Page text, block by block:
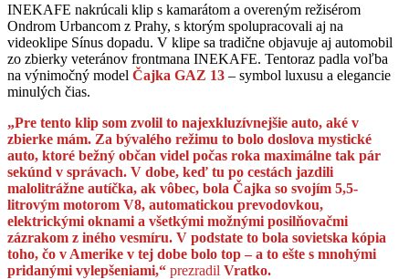
INEKAFE nakrúcali klip s kamarátom a overeným režisérom
Ondrom Urbancom z Prahy, s ktorým spolupracovali aj na
videoklipe Sínus dopadu. V klipe sa tradične objavuje aj automobil
zo zbierky veteránov frontmana INEKAFE. Tentoraz padla voľba
na výnimočný model Čajka GAZ 13 – symbol luxusu a elegancie
minulých čias.
„Pre tento klip som zvolil to najexkluzívnejšie auto, aké v
zbierke mám. Za bývalého režimu to bolo doslova mystické
auto, ktoré bežný občan videl počas roka maximálne tak pár
sekúnd v správach. V dobe, keď tu po cestách jazdili
malolitrážne autíčka, ak vôbec, bola Čajka so svojím 5,5-
litrovým motorom V8, automatickou prevodovkou,
elektrickými oknami a všetkými možnými posilňovačmi
zázrakom z iného vesmíru. V podstate to bola sovietska kópia
toho, čo v Amerike v tej dobe bolo top – a to ešte s mnohými
pridanými vylepšeniami,“ prezradil Vratko.